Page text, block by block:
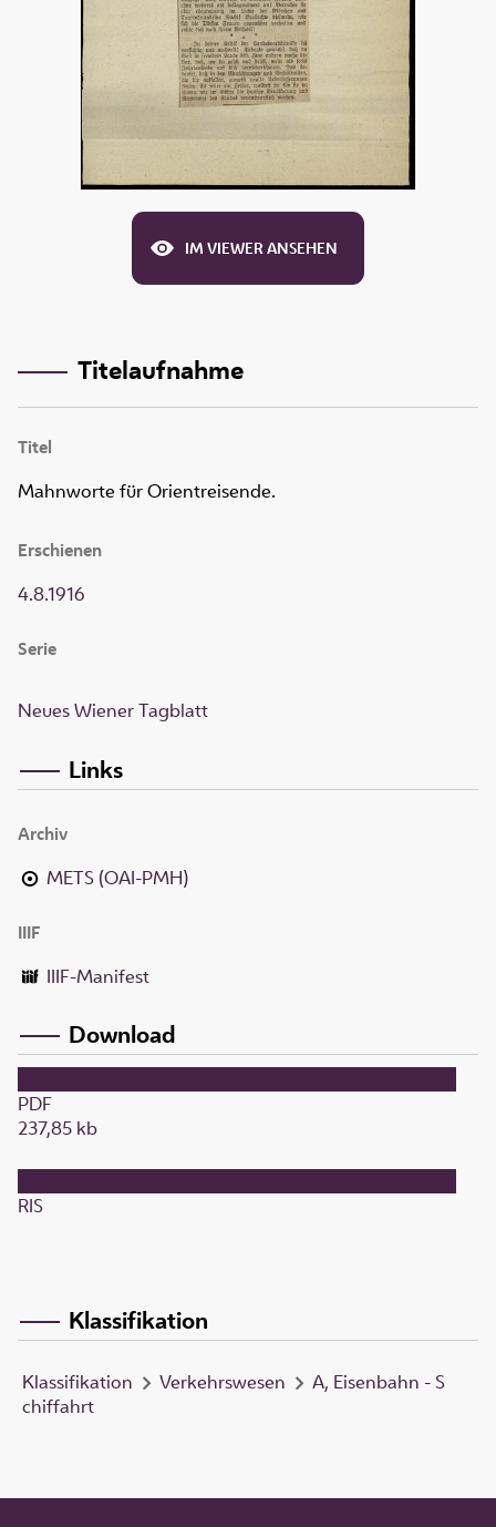
IM VIEWER ANSEHEN
Titelaufnahme
Titel
Mahnworte für Orientreisende.
Erschienen
4.8.1916
Serie
Neues Wiener Tagblatt
Links
Archiv
METS (OAI-PMH)
IIIF
IIIF-Manifest
Download
PDF
237,85 kb
RIS
Klassifikation
Klassifikation Verkehrswesen
A, Eisenbahn - S
chiffahrt